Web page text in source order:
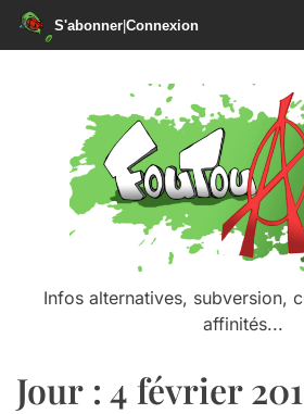
S'abonner|Connexion
Infos alternatives, subversion,
affinités...
Jour : 4 février